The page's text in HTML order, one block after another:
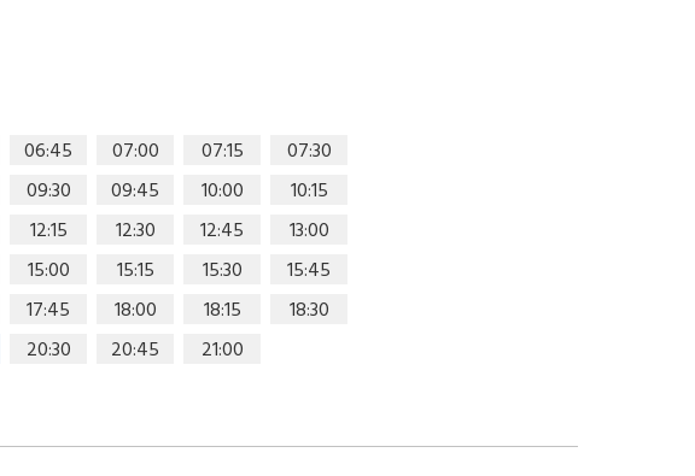
06:45 07:00 07:15
07:30
09:30 09:45 10:00
10:15
12:15 12:30 12:45
13:00
15:00 15:15 15:30
15:45
17:45 18:00 18:15
18:30
20:30 20:45 21:00